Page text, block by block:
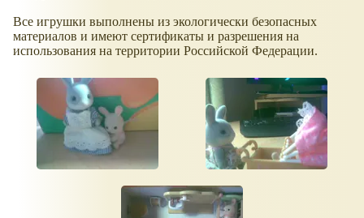
Все игрушки выполнены из экологически безопасных
материалов и имеют сертификаты и разрешения на
использования на территории Российской Федерации.